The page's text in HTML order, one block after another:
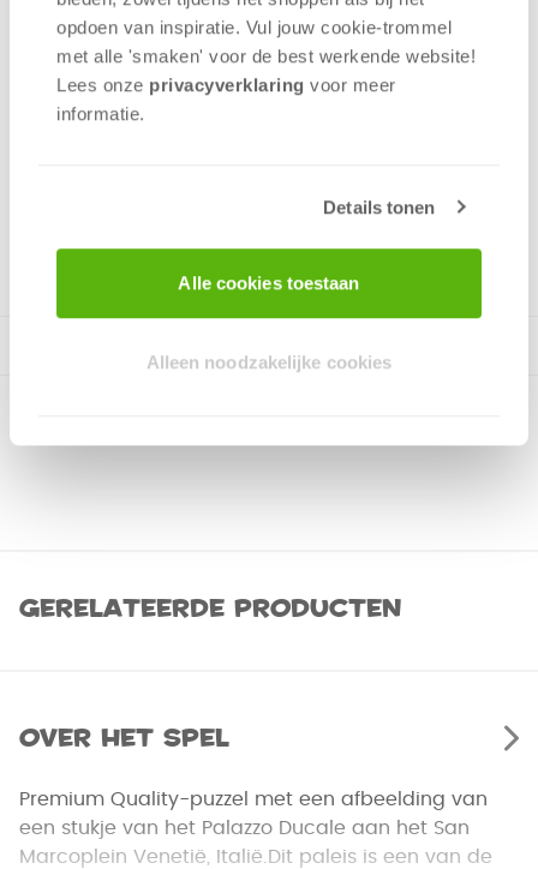
opdoen van inspiratie. Vul jouw cookie-trommel
met alle 'smaken' voor de best werkende website​!
Lees onze privacyverklaring voor meer
informatie.
Details tonen
Alle cookies toestaan
Alleen noodzakelijke cookies
Premium Quality-puzzel met een afbeelding van een stukje
van het Palazzo Ducale aan het San Marcoplein Venetië,
Italië.Dit paleis is een van de belangrijkste niet-religieuze
bouwwerken in de gotische stijl. Leuke uitdaging met 500
Gerelateerde producten
Over het spel
Premium Quality-puzzel met een afbeelding van
een stukje van het Palazzo Ducale aan het San
Marcoplein Venetië, Italië.Dit paleis is een van de